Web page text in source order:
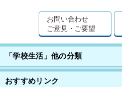
お問い合わせ
ご意見・ご要望
「学校生活」他の分類
おすすめリンク